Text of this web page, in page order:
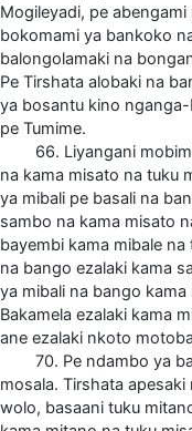
Mogileyadi, pe
bokomami ya bankoko
balongolamaki na
Pe Tirshata alobaki na
ya bosantu kino
pe Tumime.
66. Liyangani
na kama misato na tuku
ya mibali pe basali na
sambo na kama misato
bayembi kama mibale
na bango ezalaki kama
ya mibali na bango
Bakamela ezalaki kama
ane ezalaki nkoto
70. Pe ndambo ya
mosala. Tirshata
wolo, basaani tuku